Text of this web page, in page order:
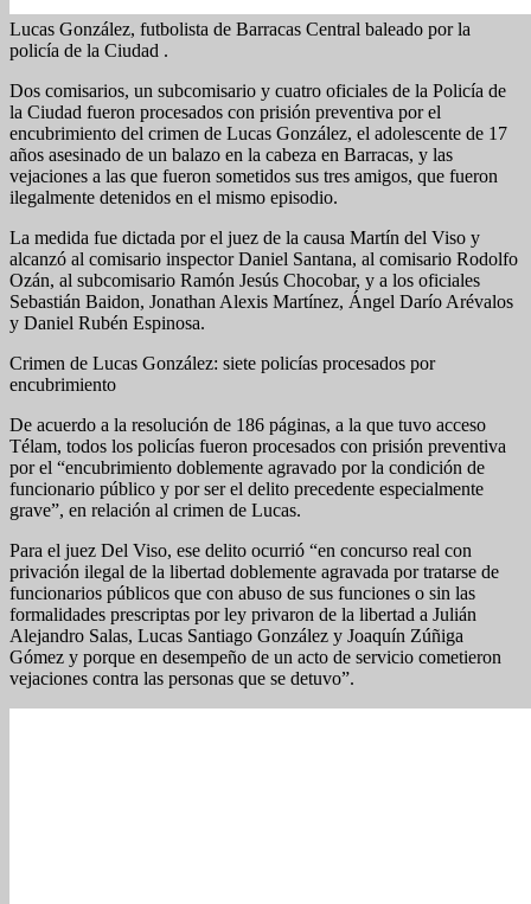
Lucas González, futbolista de Barracas Central baleado por la
policía de la Ciudad .
Dos comisarios, un subcomisario y cuatro oficiales de la Policía de
la Ciudad fueron procesados con prisión preventiva por el
encubrimiento del crimen de Lucas González, el adolescente de 17
años asesinado de un balazo en la cabeza en Barracas, y las
vejaciones a las que fueron sometidos sus tres amigos, que fueron
ilegalmente detenidos en el mismo episodio.
La medida fue dictada por el juez de la causa Martín del Viso y
alcanzó al comisario inspector Daniel Santana, al comisario Rodolfo
Ozán, al subcomisario Ramón Jesús Chocobar, y a los oficiales
Sebastián Baidon, Jonathan Alexis Martínez, Ángel Darío Arévalos
y Daniel Rubén Espinosa.
Crimen de Lucas González: siete policías procesados por
encubrimiento
De acuerdo a la resolución de 186 páginas, a la que tuvo acceso
Télam, todos los policías fueron procesados con prisión preventiva
por el “encubrimiento doblemente agravado por la condición de
funcionario público y por ser el delito precedente especialmente
grave”, en relación al crimen de Lucas.
Para el juez Del Viso, ese delito ocurrió “en concurso real con
privación ilegal de la libertad doblemente agravada por tratarse de
funcionarios públicos que con abuso de sus funciones o sin las
formalidades prescriptas por ley privaron de la libertad a Julián
Alejandro Salas, Lucas Santiago González y Joaquín Zúñiga
Gómez y porque en desempeño de un acto de servicio cometieron
vejaciones contra las personas que se detuvo”.